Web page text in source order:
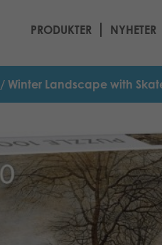
PRODUKTER NYHETER
/ Winter Landscape with